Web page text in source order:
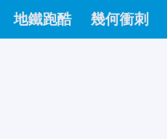
地鐵跑酷 幾何衝刺